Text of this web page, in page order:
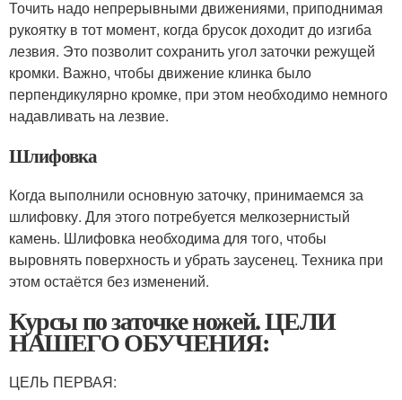
Точить надо непрерывными движениями, приподнимая
рукоятку в тот момент, когда брусок доходит до изгиба
лезвия. Это позволит сохранить угол заточки режущей
кромки. Важно, чтобы движение клинка было
перпендикулярно кромке, при этом необходимо немного
надавливать на лезвие.
Шлифовка
Когда выполнили основную заточку, принимаемся за
шлифовку. Для этого потребуется мелкозернистый
камень. Шлифовка необходима для того, чтобы
выровнять поверхность и убрать заусенец. Техника при
этом остаётся без изменений.
Курсы по заточке ножей. ЦЕЛИ
НАШЕГО ОБУЧЕНИЯ:
ЦЕЛЬ ПЕРВАЯ: